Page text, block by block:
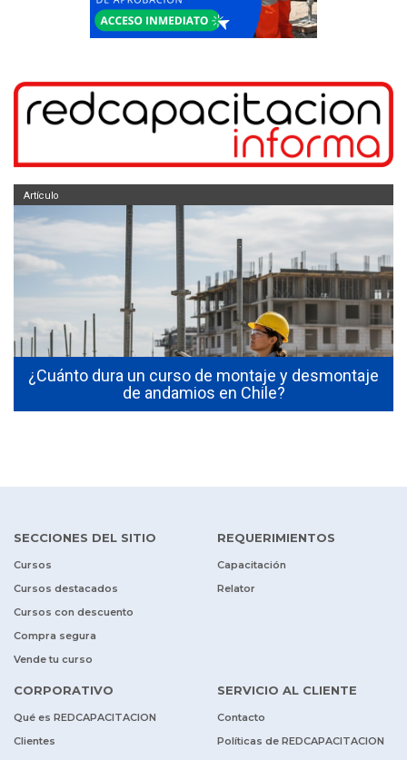
¿Cuánto dura un curso de montaje y desmontaje
de andamios en Chile?
Artículo
SECCIONES DEL SITIO
Cursos
Cursos destacados
Cursos con descuento
Compra segura
Vende tu curso
REQUERIMIENTOS
Capacitación
Relator
CORPORATIVO
Qué es REDCAPACITACION
Clientes
SERVICIO AL CLIENTE
Contacto
Políticas de REDCAPACITACION